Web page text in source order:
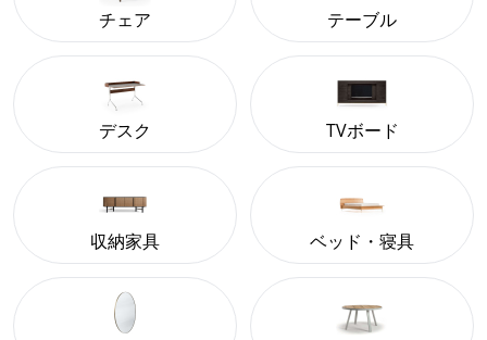
チェア テーブル
デスク TVボード
収納家具 ベッド・寝具